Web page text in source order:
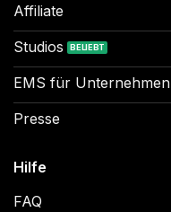
Affiliate
Studios
EMS für Unternehmen
Presse
Hilfe
FAQ